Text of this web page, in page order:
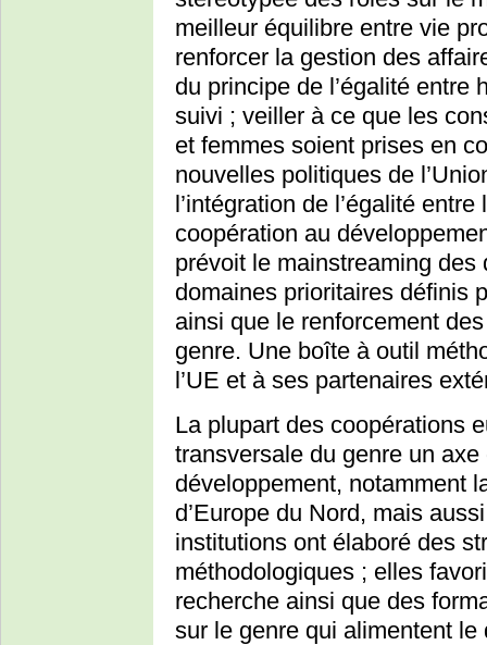
meilleur équilibre entre vie
renforcer la gestion des
du principe de l’égalité entre
suivi ; veiller à ce que les
et femmes soient prises en
nouvelles politiques de
l’intégration de l’égalité
coopération au
prévoit le mainstreaming
domaines prioritaires définis
ainsi que le renforcement
genre. Une boîte à outil
l’UE et à ses partenaires
La plupart des coopérations
transversale du genre un axe
développement, notamment
d’Europe du Nord, mais
institutions ont élaboré des
méthodologiques ; elles
recherche ainsi que des
sur le genre qui alimentent